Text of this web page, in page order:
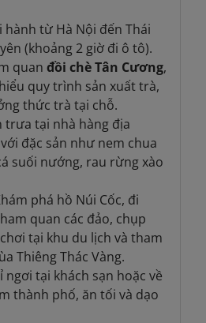
hành từ Hà Nội đến Thái
(khoảng 2 giờ đi ô tô).
quan đồi chè Tân Cương,
quy trình sản xuất trà,
thức trà tại chỗ.
trưa tại nhà hàng địa
đặc sản như nem chua
suối nướng, rau rừng xào
phá hồ Núi Cốc, đi
quan các đảo, chụp
tại khu du lịch và tham
Thiêng Thác Vàng.
ngơi tại khách sạn hoặc về
thành phố, ăn tối và dạo